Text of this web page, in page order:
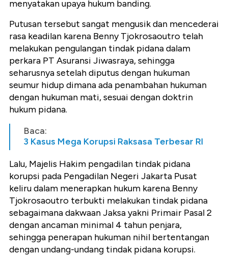
menyatakan upaya hukum banding.
Putusan tersebut sangat mengusik dan mencederai
rasa keadilan karena Benny Tjokrosaoutro telah
melakukan pengulangan tindak pidana dalam
perkara PT Asuransi Jiwasraya, sehingga
seharusnya setelah diputus dengan hukuman
seumur hidup dimana ada penambahan hukuman
dengan hukuman mati, sesuai dengan doktrin
hukum pidana.
Baca:
3 Kasus Mega Korupsi Raksasa Terbesar RI
Lalu, Majelis Hakim pengadilan tindak pidana
korupsi pada Pengadilan Negeri Jakarta Pusat
keliru dalam menerapkan hukum karena Benny
Tjokrosaoutro terbukti melakukan tindak pidana
sebagaimana dakwaan Jaksa yakni Primair Pasal 2
dengan ancaman minimal 4 tahun penjara,
sehingga penerapan hukuman nihil bertentangan
dengan undang-undang tindak pidana korupsi.